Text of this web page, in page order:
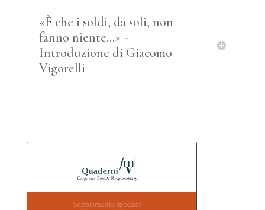
«È che i soldi, da soli, non
fanno niente...» -
Introduzione di Giacomo
Vigorelli